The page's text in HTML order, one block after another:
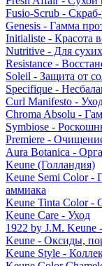
Fusio-Scrub -
Genesis - Гамма
Initialiste - Красота
Nutritive - Для
Resistance -
Soleil - Защита от
Specifique -
Curl Manifesto -
Chroma Absolu -
Symbiose -
Premiere -
Aura Botanica -
Keune (Голландия)
Keune Semi Color -
аммиака
Keune Tinta Color -
Keune Care - Уход
1922 by J.M.
Keune - Оксиды,
Keune Style -